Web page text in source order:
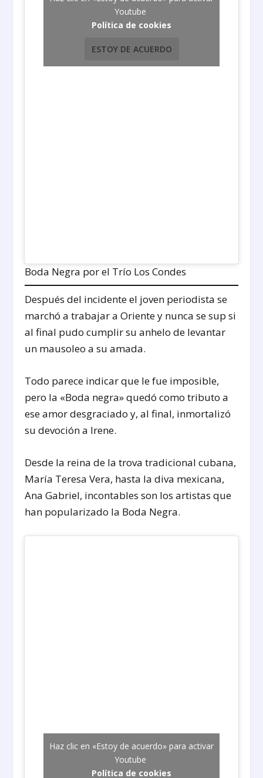
Youtube
Política de cookies
ESTOY DE ACUERDO
Boda Negra por el Trío Los Condes
Después del incidente el joven periodista se
marchó a trabajar a Oriente y nunca se sup si
al final pudo cumplir su anhelo de levantar
un mausoleo a su amada.
Todo parece indicar que le fue imposible,
pero la «Boda negra» quedó como tributo a
ese amor desgraciado y, al final, inmortalizó
su devoción a Irene.
Desde la reina de la trova tradicional cubana,
María Teresa Vera, hasta la diva mexicana,
Ana Gabriel, incontables son los artistas que
han popularizado la Boda Negra.
Haz clic en «Estoy de acuerdo» para activar
Youtube
Política de cookies